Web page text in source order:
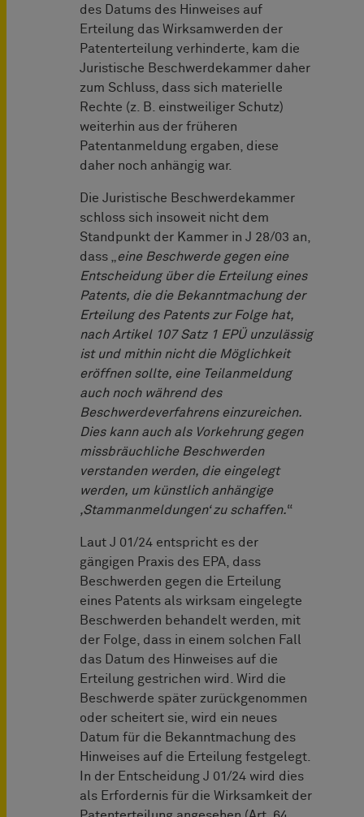
des Datums des Hinweises auf
Erteilung das Wirksamwerden der
Patenterteilung verhinderte, kam die
Juristische Beschwerdekammer daher
zum Schluss, dass sich materielle
Rechte (z. B. einstweiliger Schutz)
weiterhin aus der früheren
Patentanmeldung ergaben, diese
daher noch anhängig war.
Die Juristische Beschwerdekammer
schloss sich insoweit nicht dem
Standpunkt der Kammer in J 28/03 an,
dass „ eine Beschwerde gegen eine
Entscheidung über die Erteilung eines
Patents, die die Bekanntmachung der
Erteilung des Patents zur Folge hat,
nach Artikel 107 Satz 1 EPÜ unzulässig
ist und mithin nicht die Möglichkeit
eröffnen sollte, eine Teilanmeldung
auch noch während des
Beschwerdeverfahrens einzureichen.
Dies kann auch als Vorkehrung gegen
missbräuchliche Beschwerden
verstanden werden, die eingelegt
werden, um künstlich anhängige
‚Stammanmeldungen‘ zu schaffen.“
Laut J 01/24 entspricht es der
gängigen Praxis des EPA, dass
Beschwerden gegen die Erteilung
eines Patents als wirksam eingelegte
Beschwerden behandelt werden, mit
der Folge, dass in einem solchen Fall
das Datum des Hinweises auf die
Erteilung gestrichen wird. Wird die
Beschwerde später zurückgenommen
oder scheitert sie, wird ein neues
Datum für die Bekanntmachung des
Hinweises auf die Erteilung festgelegt.
In der Entscheidung J 01/24 wird dies
als Erfordernis für die Wirksamkeit der